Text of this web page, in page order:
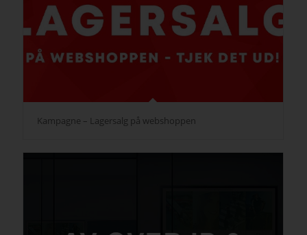
Kampagne – Lagersalg på webshoppen